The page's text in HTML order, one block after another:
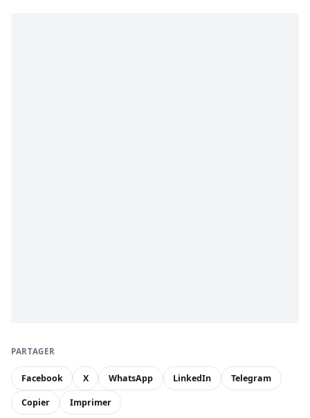
PARTAGER
Facebook X WhatsApp LinkedIn Telegram
Copier Imprimer